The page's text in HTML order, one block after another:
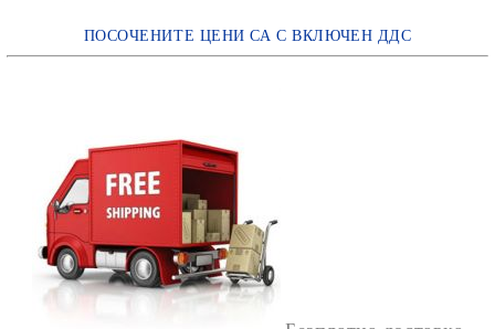
ПОСОЧЕНИТЕ ЦЕНИ СА С ВКЛЮЧЕН ДДС